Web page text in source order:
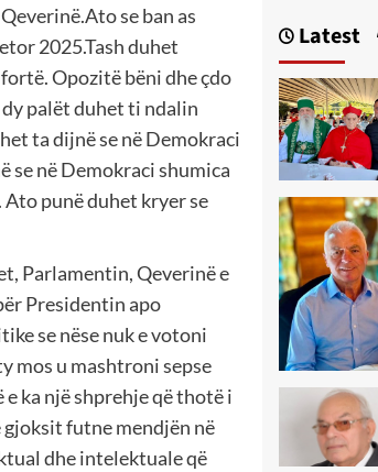
se ban as
2025.Tash duhet
Opozitë bëni dhe çdo
palët duhet ti ndalin
ta dijnë se në Demokraci
në Demokraci shumica
Ato punë duhet kryer se
Parlamentin, Qeverinë e
Presidentin apo
se nëse nuk e votoni
mos u mashtroni sepse
ka një shprehje që thotë i
gjoksit futne mendjën në
dhe intelektuale që
Latest